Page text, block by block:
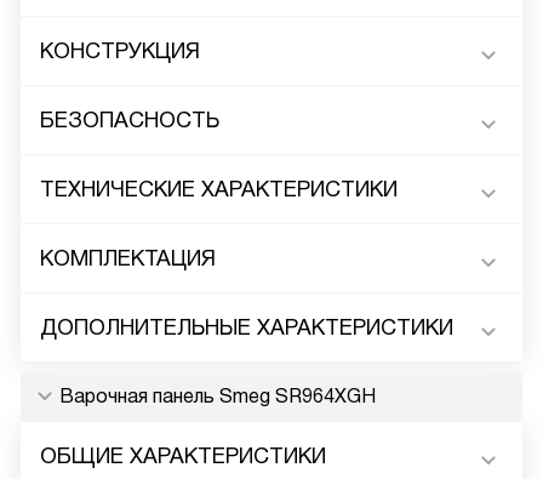
КОНСТРУКЦИЯ
БЕЗОПАСНОСТЬ
ТЕХНИЧЕСКИЕ ХАРАКТЕРИСТИКИ
КОМПЛЕКТАЦИЯ
ДОПОЛНИТЕЛЬНЫЕ ХАРАКТЕРИСТИКИ
Варочная панель Smeg SR964XGH
ОБЩИЕ ХАРАКТЕРИСТИКИ